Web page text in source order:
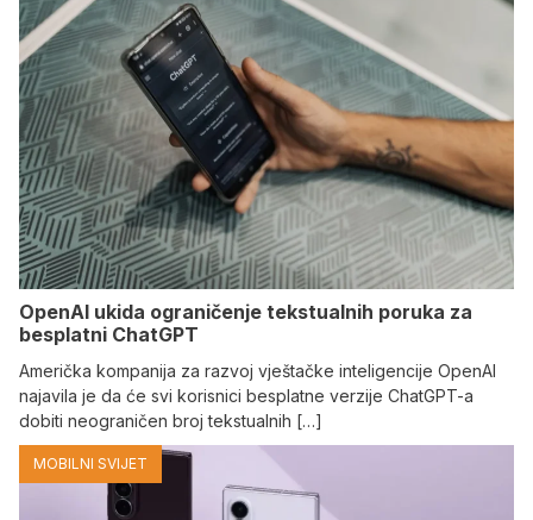
OpenAI ukida ograničenje tekstualnih poruka za
besplatni ChatGPT
Američka kompanija za razvoj vještačke inteligencije OpenAI
najavila je da će svi korisnici besplatne verzije ChatGPT-a
dobiti neograničen broj tekstualnih […]
MOBILNI SVIJET